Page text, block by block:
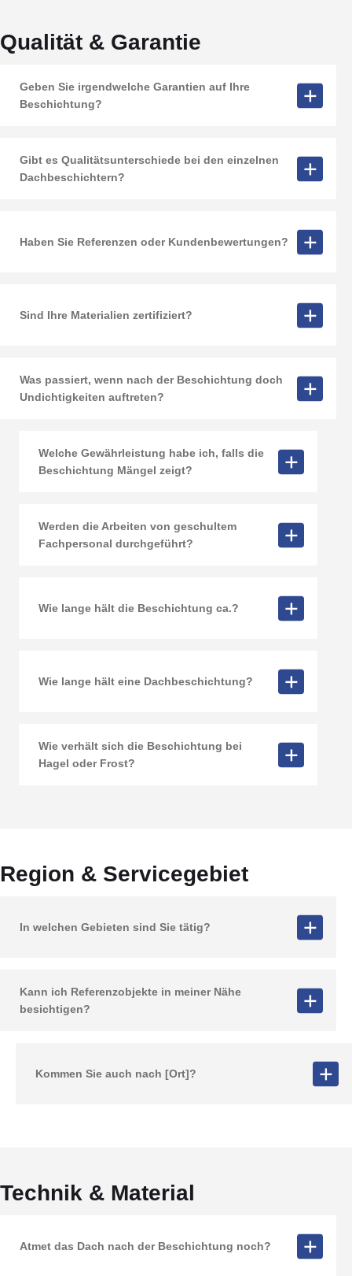
Qualität & Garantie
Geben Sie irgendwelche Garantien auf Ihre
Beschichtung?
Gibt es Qualitätsunterschiede bei den einzelnen
Dachbeschichtern?
Haben Sie Referenzen oder Kundenbewertungen?
Sind Ihre Materialien zertifiziert?
Was passiert, wenn nach der Beschichtung doch
Undichtigkeiten auftreten?
Welche Gewährleistung habe ich, falls die
Beschichtung Mängel zeigt?
Werden die Arbeiten von geschultem
Fachpersonal durchgeführt?
Wie lange hält die Beschichtung ca.?
Wie lange hält eine Dachbeschichtung?
Wie verhält sich die Beschichtung bei
Hagel oder Frost?
Region & Servicegebiet
In welchen Gebieten sind Sie tätig?
Kann ich Referenzobjekte in meiner Nähe
besichtigen?
Kommen Sie auch nach [Ort]?
Technik & Material
Atmet das Dach nach der Beschichtung noch?